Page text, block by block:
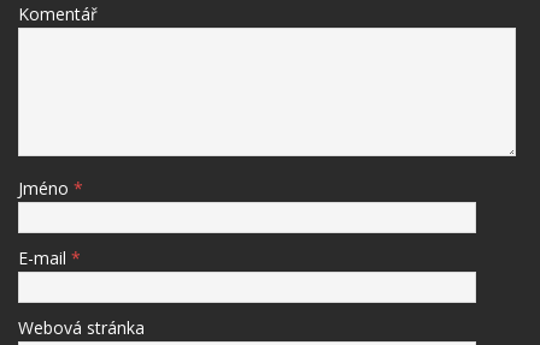
Komentář
Jméno *
E-mail *
Webová stránka